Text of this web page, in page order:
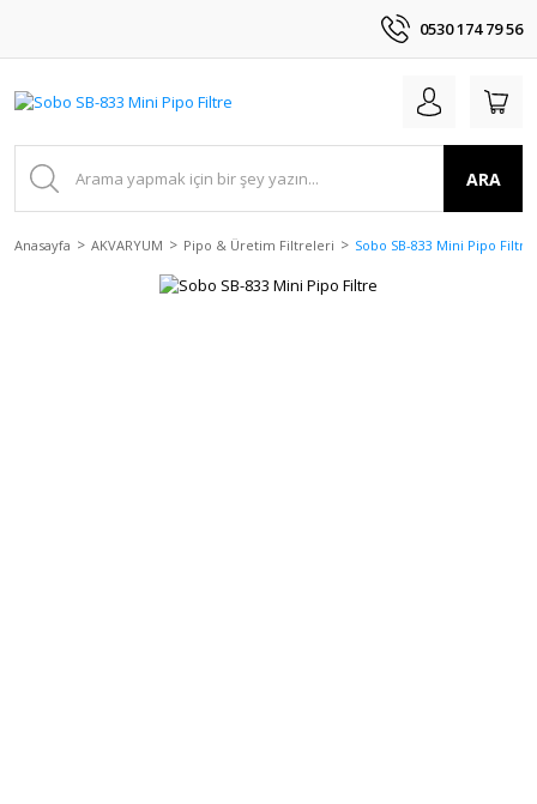
0530 174 79 56
ARA
Anasayfa AKVARYUM Pipo & Üretim Filtreleri Sobo SB-833 Mini Pipo Filtre